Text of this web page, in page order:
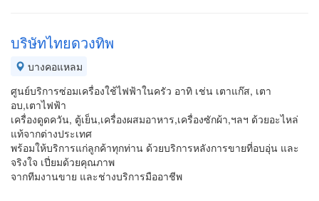
บริษัทไทยดวงทิพ
บางคอแหลม
ศูนย์บริการซ่อมเครื่องใช้ไฟฟ้าในครัว อาทิ เช่น เตาแก๊ส, เตา
อบ,เตาไฟฟ้า
เครื่องดูดควัน, ตู้เย็น,เครื่องผสมอาหาร,เครื่องซักผ้า,ฯลฯ ด้วยอะไหล่
แท้จากต่างประเทศ
พร้อมให้บริการแก่ลูกค้าทุกท่าน ด้วยบริการหลังการขายที่อบอุ่น และ
จริงใจ เปี่ยมด้วยคุณภาพ
จากทีมงานขาย และช่างบริการมืออาชีพ